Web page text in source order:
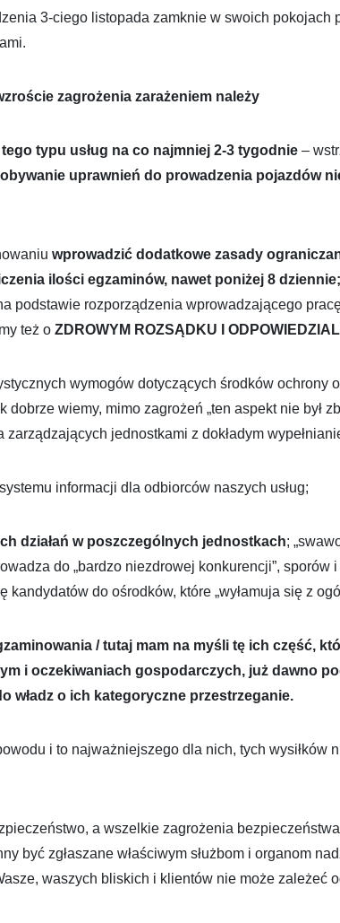
3-ciego listopada zamknie w swoich pokojach
zagrożenia zarażeniem należy
typu usług na co najmniej 2-3 tygodnie –
uprawnień do prowadzenia pojazdów
wprowadzić dodatkowe zasady
ilości egzaminów, nawet poniżej 8 dziennie;
podstawie rozporządzenia wprowadzającego
też o ZDROWYM ROZSĄDKU I
wymogów dotyczących środków ochrony
wiemy, mimo zagrożeń „ten aspekt nie był
jednostkami z dokładym
informacji dla odbiorców naszych usług;
działań w poszczególnych jednostkach;
do „bardzo niezdrowej konkurencji”, sporów
do ośrodków, które „wyłamuja się z
/ tutaj mam na myśli tę ich część,
i oczekiwaniach gospodarczych, już dawno
władz o ich kategoryczne przestrzeganie.
i to najważniejszego dla nich, tych wysiłków
a wszelkie zagrożenia
być zgłaszane właściwym służbom i organom
waszych bliskich i klientów nie może zależeć